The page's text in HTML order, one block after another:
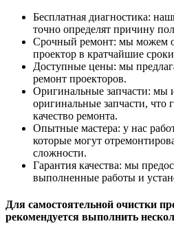
Бесплатная диагностика:
точно определят причину
Срочный ремонт: мы можем
проектор в кратчайшие
Доступные цены: мы
ремонт проекторов.
Оригинальные запчасти: мы
оригинальные запчасти, что
качество ремонта.
Опытные мастера: у нас
которые могут
сложности.
Гарантия качества: мы
выполненные работы и
Для самостоятельной очистки
рекомендуется выполнить